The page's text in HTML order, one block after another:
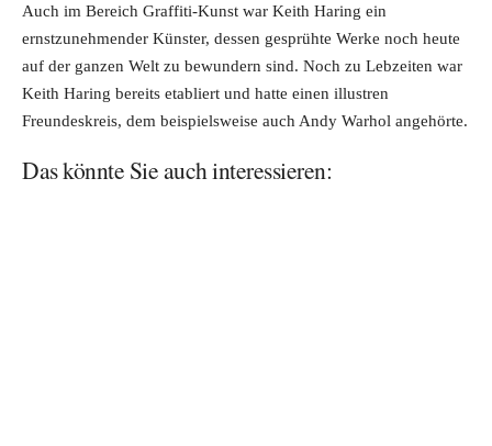
Auch im Bereich Graffiti-Kunst war Keith Haring ein
ernstzunehmender Künster, dessen gesprühte Werke noch heute
auf der ganzen Welt zu bewundern sind. Noch zu Lebzeiten war
Keith Haring bereits etabliert und hatte einen illustren
Freundeskreis, dem beispielsweise auch Andy Warhol angehörte.
Das könnte Sie auch interessieren: